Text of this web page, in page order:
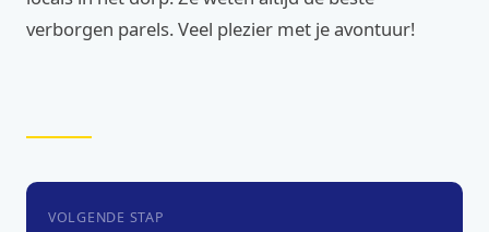
verborgen parels. Veel plezier met je avontuur!
VOLGENDE STAP